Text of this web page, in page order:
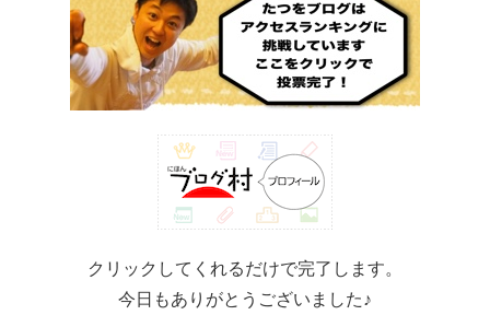
クリックしてくれるだけで完了します。
今日もありがとうございました♪